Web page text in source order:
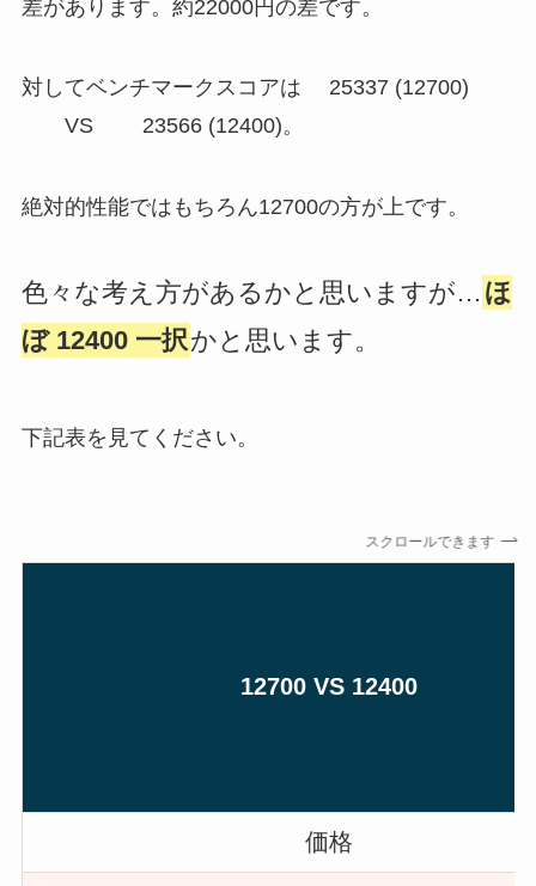
差があります。約22000円の差です。
対してベンチマークスコアは 25337 (12700)
VS 23566 (12400)。
絶対的性能ではもちろん12700の方が上です。
色々な考え方があるかと思いますが… ほ
ぼ 12400 一択かと思います。
下記表を見てください。
スクロールできます
12700 VS 12400
価格